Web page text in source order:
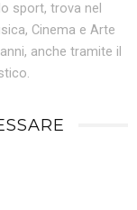
sport, trova nel
Cinema e Arte
anche tramite il